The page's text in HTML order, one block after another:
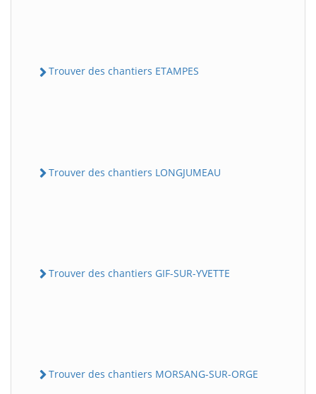
Trouver des chantiers ETAMPES
Trouver des chantiers LONGJUMEAU
Trouver des chantiers GIF-SUR-YVETTE
Trouver des chantiers MORSANG-SUR-ORGE